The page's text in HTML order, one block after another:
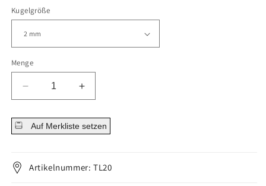
Kugelgröße
Menge
Menge
für
Titan
Labret
Push-
Menge
für
Titan
Labret
Push-
Auf Merkliste setzen
Artikelnummer: TL20